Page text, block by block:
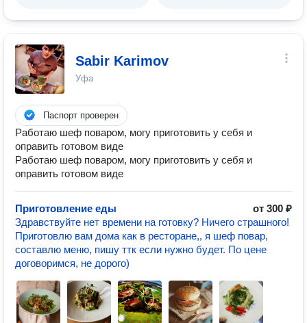
Sabir Karimov
Уфа
Паспорт проверен
Работаю шеф поваром, могу приготовить у себя и
оправить готовом виде
Работаю шеф поваром, могу приготовить у себя и
оправить готовом виде
Приготовление еды
от 300 ₽
Здравствуйте нет времени на готовку? Ничего страшного!
Приготовлю вам дома как в ресторане,, я шеф повар,
составлю меню, пишу ттк если нужно будет. По цене
договоримся, не дорого)